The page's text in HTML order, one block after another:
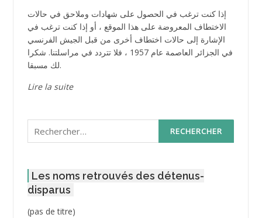
إذا كنت ترغب في الحصول على شهادات وملاحق في حالات
الاختطاف المعروضة على هذا الموقع ، أو إذا كنت ترغب في
الإشارة إلى حالات اختطاف أخرى من قبل الجيش الفرنسي
في الجزائر العاصمة عام 1957 ، فلا تتردد في مراسلتنا. شكرا
لك مسبقا.
Lire la suite
Rechercher :
Les noms retrouvés des détenus-
disparus
(pas de titre)Post